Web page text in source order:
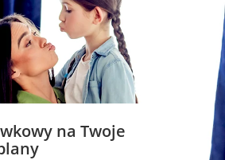
na Twoje